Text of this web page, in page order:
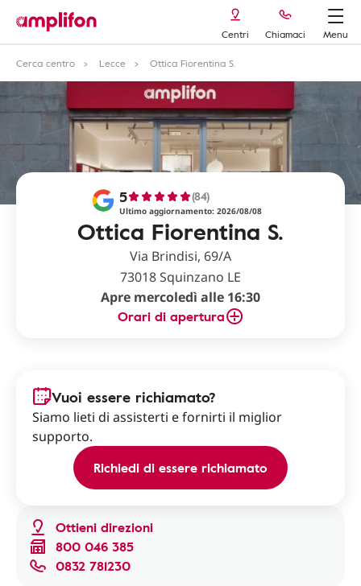
Centri Chiamaci
Menu
Cerca centro
Lecce Ottica Fiorentina S.
Ottica Fiorentina S.
5 (84)
Ultimo aggiornamento: 2026/08/08
Via Brindisi, 69/A
73018 Squinzano LE
Apre mercoledì alle 16:30
Orari di apertura
Ottieni direzioni
800 046 385
0832 781230
Vuoi essere richiamato?
Siamo lieti di assisterti e fornirti il miglior
supporto.
Richiedi di essere richiamato